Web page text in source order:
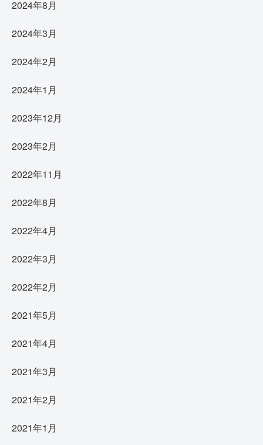
2024年8月
2024年3月
2024年2月
2024年1月
2023年12月
2023年2月
2022年11月
2022年8月
2022年4月
2022年3月
2022年2月
2021年5月
2021年4月
2021年3月
2021年2月
2021年1月